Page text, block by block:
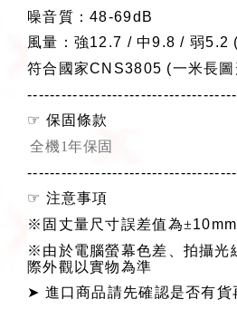
噪音質：48-69dB
風量：強12.7 /中9.8 /弱5.2
符合國家CNS3805 (一米長
☞ 保固條款
全機1年保固
☞ 注意事項
※固丈量尺寸誤差值為±10mm
※由於電腦螢幕色差、拍攝光
際外觀以實物為準
➤ 進口商品請先確認是否有貨